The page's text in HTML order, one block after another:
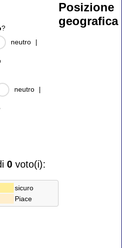
?
neutro |
neutro |
0 voto(i):
sicuro
Piace
Posizione
geografica